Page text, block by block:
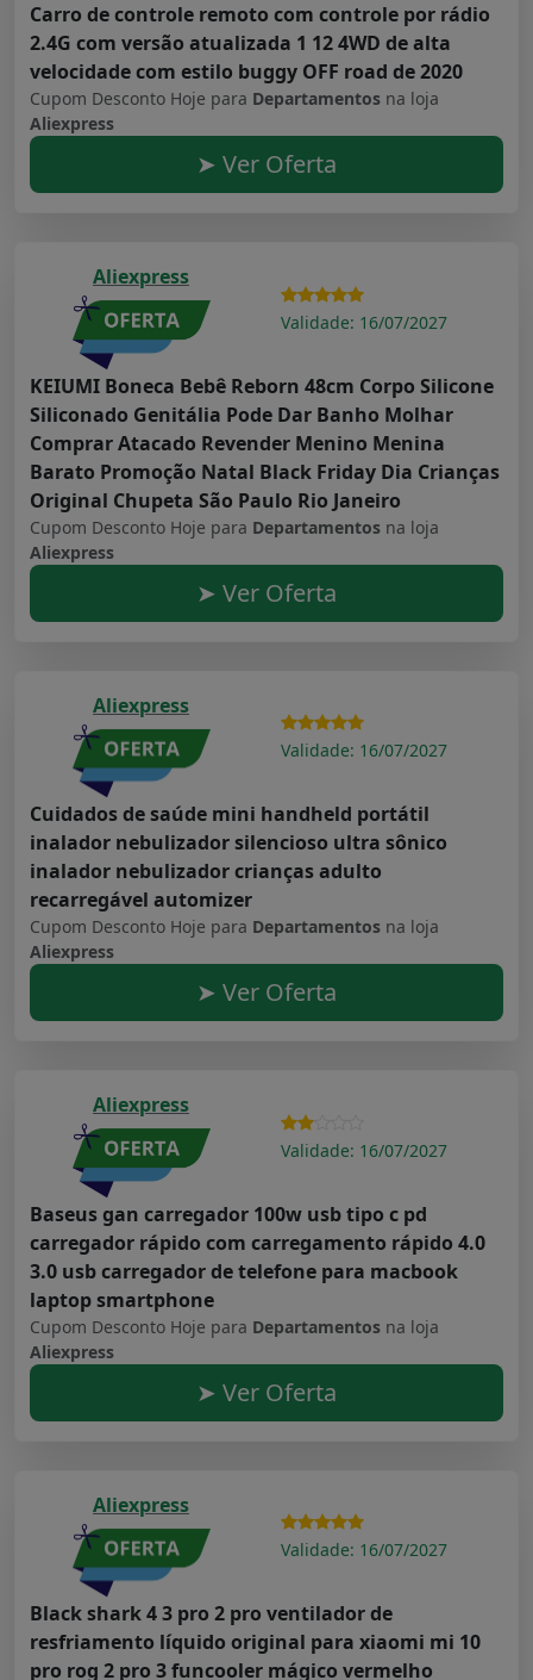
Carro de controle remoto com controle por rádio
2.4G com versão atualizada 1 12 4WD de alta
velocidade com estilo buggy OFF road de 2020
Cupom Desconto Hoje para Departamentos na loja
Aliexpress
➤ Ver Oferta
Aliexpress
Validade: 16/07/2027
KEIUMI Boneca Bebê Reborn 48cm Corpo Silicone
Siliconado Genitália Pode Dar Banho Molhar
Comprar Atacado Revender Menino Menina
Barato Promoção Natal Black Friday Dia Crianças
Original Chupeta São Paulo Rio Janeiro
Cupom Desconto Hoje para Departamentos na loja
Aliexpress
➤ Ver Oferta
Aliexpress
Validade: 16/07/2027
Cuidados de saúde mini handheld portátil
inalador nebulizador silencioso ultra sônico
inalador nebulizador crianças adulto
recarregável automizer
Cupom Desconto Hoje para Departamentos na loja
Aliexpress
➤ Ver Oferta
Aliexpress
Validade: 16/07/2027
Baseus gan carregador 100w usb tipo c pd
carregador rápido com carregamento rápido 4.0
3.0 usb carregador de telefone para macbook
laptop smartphone
Cupom Desconto Hoje para Departamentos na loja
Aliexpress
➤ Ver Oferta
Aliexpress
Validade: 16/07/2027
Black shark 4 3 pro 2 pro ventilador de
resfriamento líquido original para xiaomi mi 10
pro rog 2 pro 3 funcooler mágico vermelho